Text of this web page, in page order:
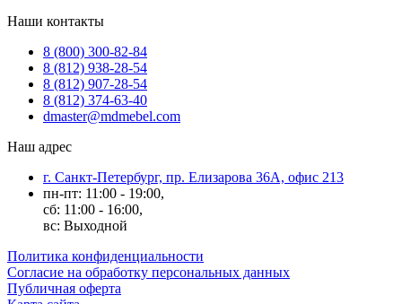
Наши контакты
8 (800) 300-82-84
8 (812) 938-28-54
8 (812) 907-28-54
8 (812) 374-63-40
dmaster@mdmebel.com
Наш адрес
г. Санкт-Петербург, пр. Елизарова 36А, офис 213
пн-пт: 11:00 - 19:00,
сб: 11:00 - 16:00,
вс: Выходной
Политика конфиденциальности
Согласие на обработку персональных данных
Публичная оферта